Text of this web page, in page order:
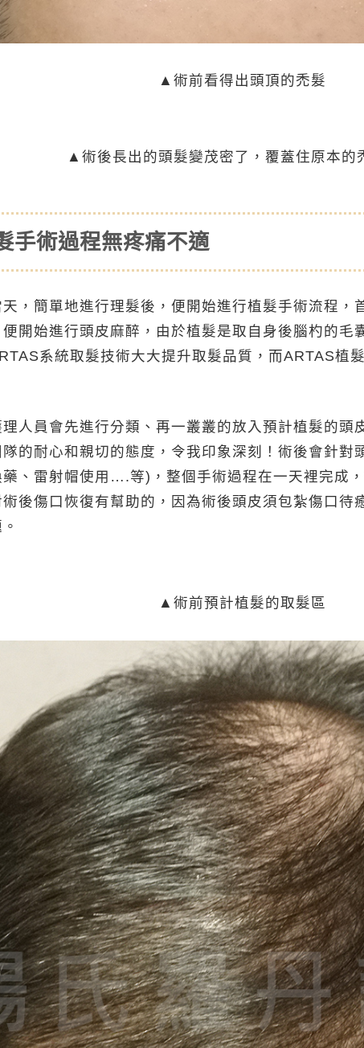
▲術前看得出頭頂的禿髮
▲術後長出的頭髮變茂密了，覆蓋住原本的
手術過程無疼痛不適
，簡單地進行理髮後，便開始進行植髮手術流程，
開始進行頭皮麻醉，由於植髮是取自身後腦杓的毛
系統取髮技術大大提升取髮品質，而ARTAS植
人員會先進行分類、再一叢叢的放入預計植髮的頭
的耐心和親切的態度，令我印象深刻！術後會針對
、雷射帽使用….等)，整個手術過程在一天裡完成
後傷口恢復有幫助的，因為術後頭皮須包紮傷口待
▲術前預計植髮的取髮區